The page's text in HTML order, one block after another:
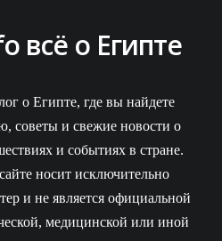
всё о Египте
о Египте, где вы найдете
советы и свежие новости о
и событиях в стране.
носит исключительно
и не является официальной
медицинской или иной